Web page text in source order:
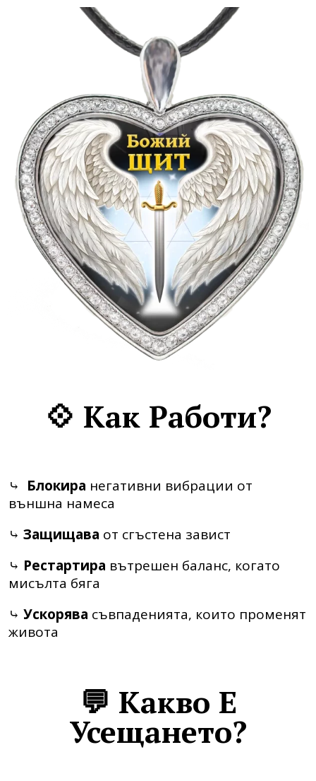
💠 Как Работи?
⤷ Блокира негативни вибрации от
външна намеса
⤷ Защищава от сгъстена завист
⤷ Рестартира вътрешен баланс, когато
мисълта бяга
⤷ Ускорява съвпаденията, които променят
живота
💬 Какво Е
Усещането?